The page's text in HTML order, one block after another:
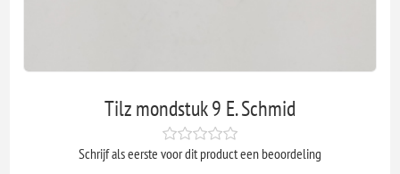
Tilz mondstuk 9 E. Schmid
Schrijf als eerste voor dit product een beoordeling